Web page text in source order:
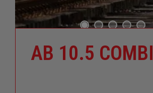
AB 10.5 COMBI